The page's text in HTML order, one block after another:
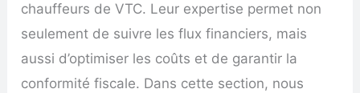
chauffeurs de VTC. Leur expertise permet non
seulement de suivre les flux financiers, mais
aussi d’optimiser les coûts et de garantir la
conformité fiscale. Dans cette section, nous